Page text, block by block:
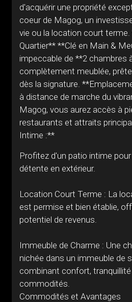
d'acquérir une propriété
coeur de Magog, un
vie ou la location court
Quartier** **Clé en Main &
impeccable de **2 chambres
complètement meublée,
dès la signature.
à distance de marche du
Magog, vous aurez accès à
restaurants et attraits
Intime :**
Profitez d'un patio intime
détente en extérieur.
Location Court Terme : La
est permise et bien établie,
potentiel de revenus.
Immeuble de Charme : Une
nichée dans un immeuble de
combinant confort,
commodités.
Commodités et Avantages